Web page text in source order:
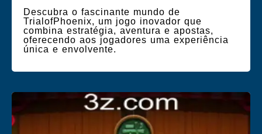
Descubra o fascinante mundo de
TrialofPhoenix, um jogo inovador que
combina estratégia, aventura e apostas,
oferecendo aos jogadores uma experiência
única e envolvente.